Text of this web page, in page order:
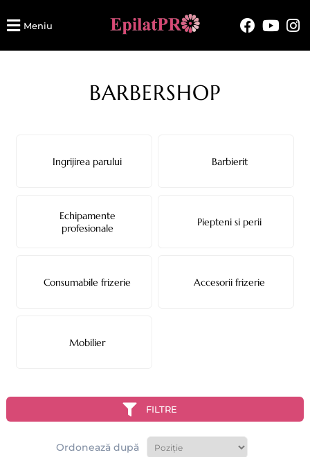
Meniu
BARBERSHOP
Ingrijirea parului Barbierit
Echipamente
profesionale
Piepteni si perii
Consumabile frizerie Accesorii frizerie
Mobilier
FILTRE
Ordonează după